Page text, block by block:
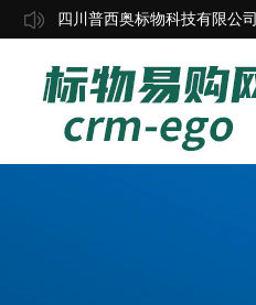
四川普西奥标物科技有限公司